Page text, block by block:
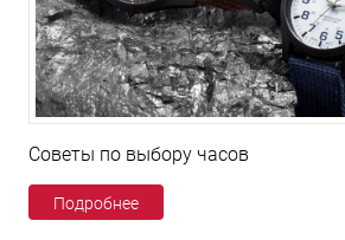
Советы по выбору часов
Подробнее